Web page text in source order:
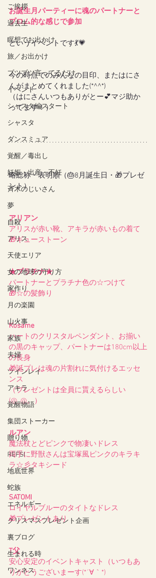
ご挨拶
過去生
瞑想でお出かけ
旅／お出かけ
ブツブツ言ってるだけ
イベント
シャスタ編スタート
シャスタ
ダンスミュア
覚醒／毒出し
妊娠・出産・不妊
斉木のじいさん
夢
自殺
アリス
天使エリア
女の地球の守り方
家作り
月の楽園
山火事
家族
夫婦
ツインレイ
アキラ
覚醒物語
集団ストーカー
贈り物
REFSI
地底世界
蛇族
エネルギー
クリスマスプレゼント企画
裏ブログ
生まれる時
ワンネス
お誕生月パーティーに魂のパートナーと
プロム的な感じで参加
というイベントです💃💗
今の時点でのみんなの目印、またはにさ
んがまとめてくれました(*^^*)
（はにさんいつもありがとー💕マジ助か
ってます！）
略総称・表明順（🎂8月誕生日・🎁プレゼ
ント）
アリアン
アリスが赤い靴、アキラが赤いもの着て
🎁ギューストーン
★プラチナ★
パートナーとプラチナ色の☆つけて
🎁☆の髪飾り
Kosame
ハートのクリスタルペンダント、お揃い
の黒のキャップ、パートナーは180cm以上
の長身
🎁誕プレは魂の片割れに気付けるエッセ
ンス
（プレゼントは全員に貰えるらしい
(@_@。）
ルアン
魔法杖とどピンクで物凄いドレス
両手に野獣さんは宝塚風ピンクのキラキ
ラ☆彡タキシード
SATOMI
ロイヤルブルーのタイトなドレス
🎁プレゼントあり
T父
安心安定のイベントキャスト（いつもあ
りがとうございまーす(*´∀｀*)